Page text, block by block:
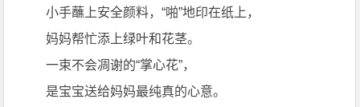
小手蘸上安全颜料，“啪”地印在纸上，
妈妈帮忙添上绿叶和花茎。
一束不会凋谢的“掌心花”，
是宝宝送给妈妈最纯真的心意。